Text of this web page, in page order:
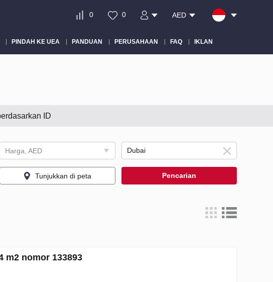
0 0 AED
PINDAH KE UEA PANDUAN PERUSAHAAN FAQ IKLAN
ID
Harga, AED
Tunjukkan di peta Pencarian
m2 nomor 133893